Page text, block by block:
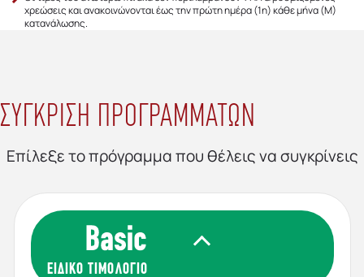
χρεώσεις και ανακοινώνονται έως την πρώτη ημέρα (1η) κάθε μήνα (Μ)
κατανάλωσης.
ΣΥΓΚΡΙΣΗ ΠΡΟΓΡΑΜΜΑΤΩΝ
Επίλεξε το πρόγραμμα που θέλεις να συγκρίνεις
ΕΙΔΙΚΟ ΤΙΜΟΛΟΓΙΟ